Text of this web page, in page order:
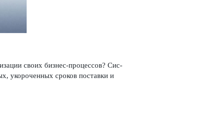
своих бизнес-процессов? Сис­
укор­оченных сроков пос­т­авки и